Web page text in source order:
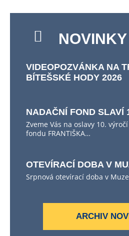
NOVINKY
VIDEOPOZVÁNKA NA
BÍTEŠSKÉ HODY 2026
NADAČNÍ FOND SLAVÍ
Zveme Vás na oslavy 10.
fondu FRANTIŠKA…
OTEVÍRACÍ DOBA V
Srpnová otevírací doba v
ARCHIV